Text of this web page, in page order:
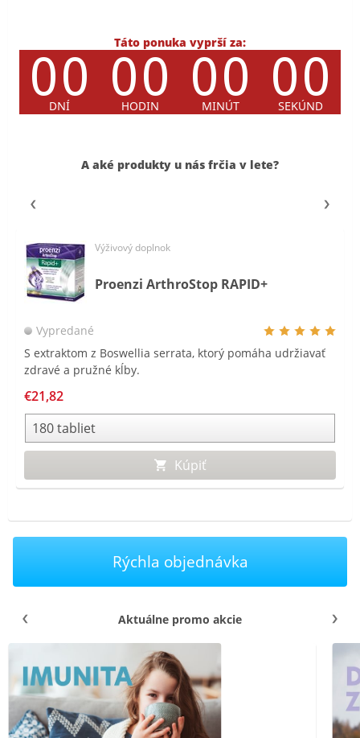
Táto ponuka vyprší za:
A aké produkty u nás frčia v lete?
Výživový doplnok
Proenzi ArthroStop RAPID+
Vypredané
S extraktom z Boswellia serrata, ktorý pomáha udržiavať
zdravé a pružné kĺby.
€21,82
Kúpiť
Rýchla objednávka
Aktuálne promo akcie